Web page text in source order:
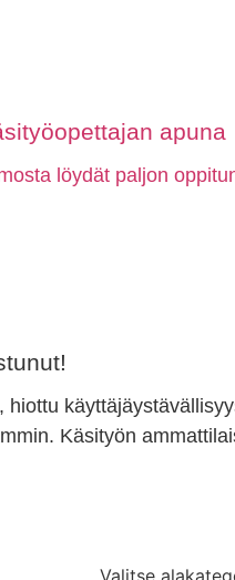
apuna
löydät paljon
hiottu
Käsityön